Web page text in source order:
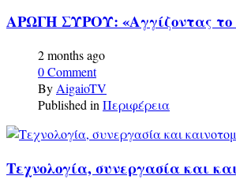
ΑΡΩΓΗ ΣΥΡΟΥ: «Αγγίζοντας το
2 months ago
0 Comment
By AigaioTV
Published in Περιφέρεια
Τεχνολογία, συνεργασία και